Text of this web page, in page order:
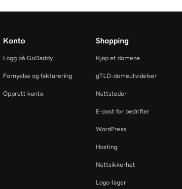
Konto
Logg på GoDaddy
Fornyelse og fakturering
Opprett konto
Shopping
Kjøp et domene
gTLD-domeutvidelser
Nettsteder
E-post for bedrifter
WordPress
Hosting
Nettsikkerhet
Logo-lager